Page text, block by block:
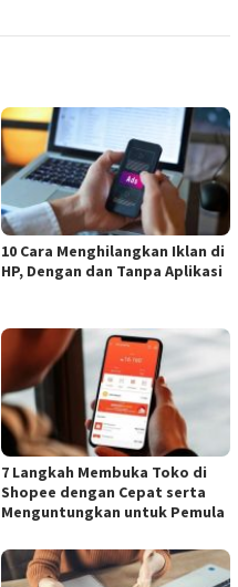
10 Cara Menghilangkan Iklan di
HP, Dengan dan Tanpa Aplikasi
7 Langkah Membuka Toko di
Shopee dengan Cepat serta
Menguntungkan untuk Pemula